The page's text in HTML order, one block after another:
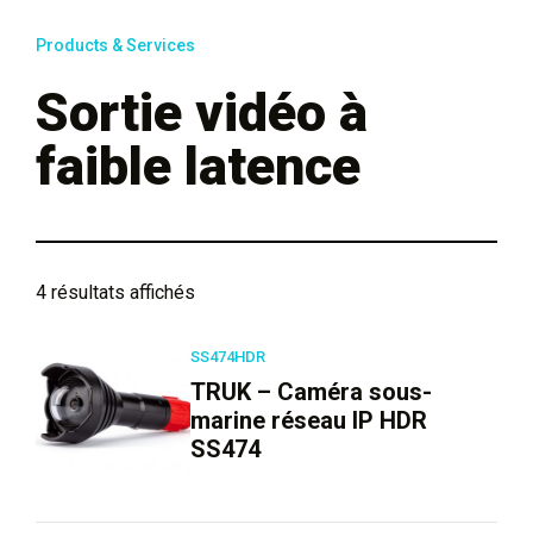
Products & Services
Sortie vidéo à
faible latence
4 résultats affichés
SS474HDR
TRUK – Caméra sous-
marine réseau IP HDR
SS474